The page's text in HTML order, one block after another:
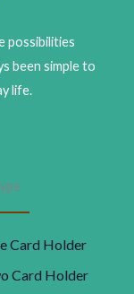
possibilities
been simple to
life.
Card Holder
Card Holder